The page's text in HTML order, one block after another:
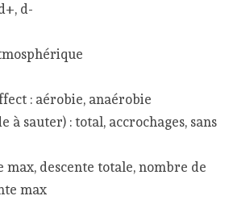
d-
: aérobie, anaérobie
à sauter) : total, accrochages, sans
max, descente totale, nombre de
max